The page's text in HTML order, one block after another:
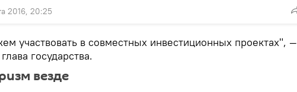
2016, 20:25
участвовать в совместных инвестиционных проектах", —
государства.
везде